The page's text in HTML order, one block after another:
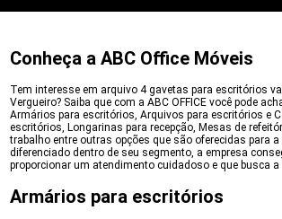
Conheça a ABC Office Móveis
Tem interesse em arquivo 4 gavetas para escritórios
Vergueiro? Saiba que com a ABC OFFICE você pode
Armários para escritórios, Arquivos para escritórios e
escritórios, Longarinas para recepção, Mesas de
trabalho entre outras opções que são oferecidas para
diferenciado dentro de seu segmento, a empresa
proporcionar um atendimento cuidadoso e que busca
Armários para escritórios